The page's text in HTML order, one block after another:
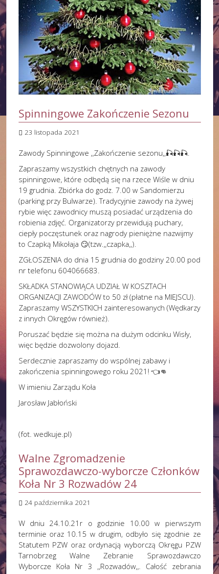
Spinningowe Zakończenie Sezonu
23 listopada 2021
Zawody Spinningowe ,,Zakończenie sezonu,,🎣🎣🎣.
Zapraszamy wszystkich chętnych na zawody
spinningowe, które odbędą się na rzece Wiśle w dniu
19 grudnia. Zbiórka do godz. 7.00 w Sandomierzu
(parking przy Bulwarze). Tradycyjnie zawody na żywej
rybie więc zawodnicy muszą posiadać urządzenia do
robienia zdjęć. Organizatorzy przewidują puchary,
ciepły poczęstunek oraz nagrody pieniężne nazwijmy
to Czapką Mikołaja 😏(tzw.,,czapka,,).
ZGŁOSZENIA do dnia 15 grudnia do godziny 20.00 pod
nr telefonu 604066683.
SKŁADKA STANOWIĄCA UDZIAŁ W KOSZTACH
ORGANIZACJI ZAWODÓW to 50 zł (płatne na MIEJSCU).
Zapraszamy WSZYSTKICH zainteresowanych (Wędkarzy
z innych Okręgów również).
Poruszać będzie się można na dużym odcinku Wisły,
więc będzie dozwolony dojazd.
Serdecznie zapraszamy do wspólnej zabawy i
zakończenia spinningowego roku 2021! 👈👊
W imieniu Zarządu Koła
Jarosław Jabłoński
(fot. wedkuje.pl)
Walne Zgromadzenie
Sprawozdawczo-wyborcze Członków
Koła Nr 3 Rozwadów 24
24 października 2021
W dniu 24.10.21r o godzinie 10.00 w pierwszym
terminie oraz 10.15 w drugim, odbyło się zgodnie ze
Statutem PZW oraz ordynacją wyborczą Okręgu PZW
Tarnobrzeg Walne Zebranie Sprawozdawczo
Wyborcze Koła Nr 3 ,,Rozwadów,,. Całość zebrania